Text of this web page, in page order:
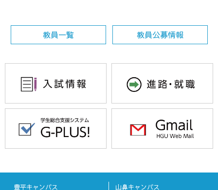
教員一覧 教員公募情報
豊平キャンパス
山鼻キャンパス